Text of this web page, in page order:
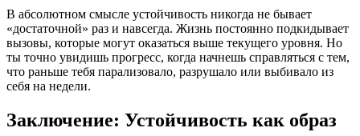
В абсолютном смысле устойчивость никогда не бывает
«достаточной» раз и навсегда. Жизнь постоянно подкидывает
вызовы, которые могут оказаться выше текущего уровня. Но
ты точно увидишь прогресс, когда начнешь справляться с тем,
что раньше тебя парализовало, разрушало или выбивало из
себя на недели.
Заключение: Устойчивость как образ